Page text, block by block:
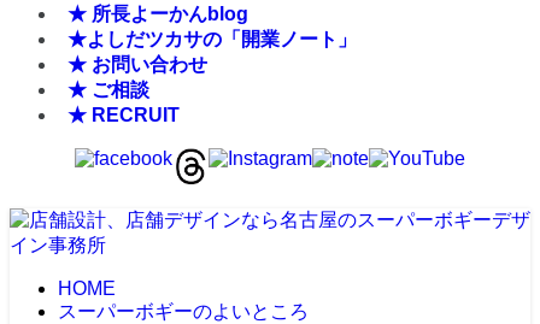
★ 所長よーかんblog
★よしだツカサの「開業ノート」
★ お問い合わせ
★ ご相談
★ RECRUIT
HOME
スーパーボギーのよいところ